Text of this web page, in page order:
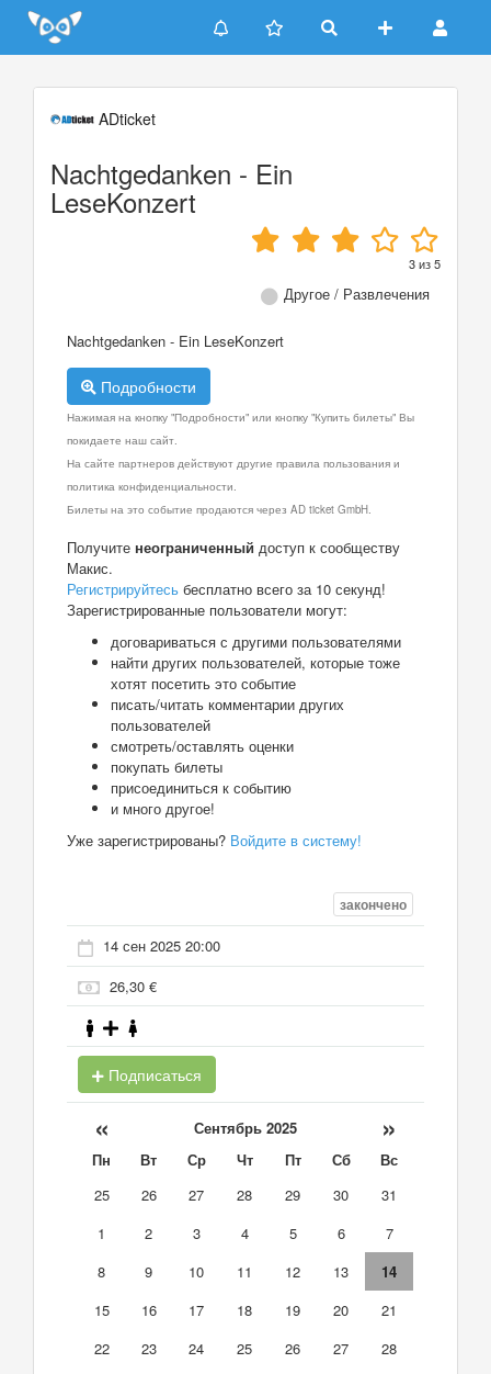
Update cookies preferences
ADticket
Nachtgedanken - Ein
LeseKonzert
3из5
Другое / Развлечения
Nachtgedanken - Ein LeseKonzert
Подробности
Нажимая на кнопку "Подробности" или кнопку "Купить билеты" Вы
покидаете наш сайт.
На сайте партнеров действуют другие правила пользования и
политика конфиденциальности.
Билеты на это событие продаются через AD ticket GmbH.
Получите неограниченный доступ к сообществу
Макис.
Регистрируйтесь бесплатно всего за 10 секунд!
Зарегистрированные пользователи могут:
договариваться с другими пользователями
найти других пользователей, которые тоже
хотят посетить это событие
писать/читать комментарии других
пользователей
смотреть/оставлять оценки
покупать билеты
присоединиться к событию
и много другое!
Уже зарегистрированы? Войдите в систему!
закончено
14 сен 2025 20:00
26,30 €
Подписаться
« Сентябрь 2025 »
Пн Вт Ср Чт Пт Сб
Вс
25
26 27 28 29 30
31
1
2 3 4 5 6
7
8
9 10 11 12 13
14
15
16 17 18 19 20
21
22
23 24 25 26 27
28